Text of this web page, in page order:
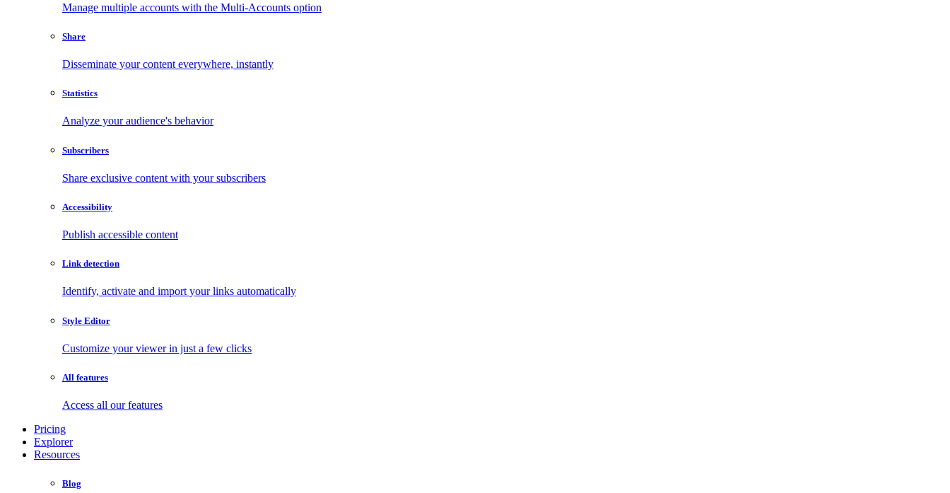
Manage multiple accounts with the Multi-Accounts option
Share
Disseminate your content everywhere, instantly
Statistics
Analyze your audience's behavior
Subscribers
Share exclusive content with your subscribers
Accessibility
Publish accessible content
Link detection
Identify, activate and import your links automatically
Style Editor
Customize your viewer in just a few clicks
All features
Access all our features
Pricing
Explorer
Resources
Blog